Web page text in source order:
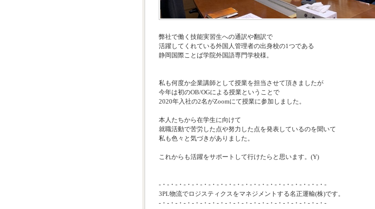
弊社で働く技能実習生への通訳や翻訳で
活躍してくれている外国人管理者の出身校の1つである
静岡国際ことば学院外国語専門学校様。
私も何度か企業講師として授業を担当させて頂きましたが
今年は初のOB/OGによる授業ということで
2020年入社の2名がZoomにて授業に参加しました。
本人たちから在学生に向けて
就職活動で苦労した点や努力した点を発表しているのを聞いて
私も色々と気づきがありました。
これからも活躍をサポートして行けたらと思います。(Y)
-・-・-・-・-・-・-・-・-・-・-・-・-・-・-・-・-・-・-・-・-
3PL物流でロジスティクスをマネジメントする名正運輸(株)です。
-・-・-・-・-・-・-・-・-・-・-・-・-・-・-・-・-・-・-・-・-